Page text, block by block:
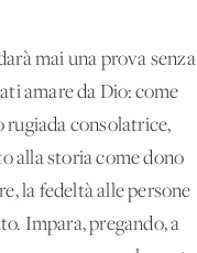
mai una prova senza
amare da Dio: come
rugiada consolatrice,
alla storia come dono
la fedeltà alle persone
Impara, pregando, a